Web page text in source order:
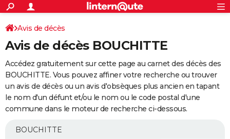
ACTUALITÉS
Politique
Société
Faits Divers
Education
Monde
Villes
+
SPORT
Coupe du monde 2026
Football
Tennis
Cyclisme
Rugby
Forum
Programme TV
TNT
Streaming
Cinéma
Sorties cinéma
Musique
+
FINANCE
Impôts
Immobilier
Risques naturels par ville
Banque
Assurance
Crédit
AUTO
Essais
Réserver un essai
Citadines
Berlines
SUV
Forum auto
+
Mobiles
Meilleur smartphone
Internet
Ordinateurs
Jeux vidéo
Guide high-tech
Avis de décès
Avis de décès BOUCHITTE
Accédez gratuitement sur cette page au carnet des décès des
BOUCHITTE. Vous pouvez affiner votre recherche ou trouver
un avis de décès ou un avis d'obsèques plus ancien en tapant
le nom d'un défunt et/ou le nom ou le code postal d'une
commune dans le moteur de recherche ci-dessous.